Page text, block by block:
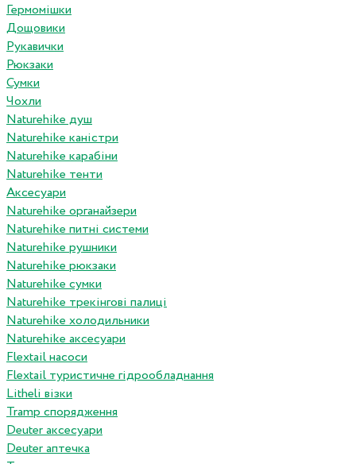
Гермомішки
Дощовики
Рукавички
Рюкзаки
Сумки
Чохли
Naturehike душ
Naturehike каністри
Naturehike карабіни
Naturehike тенти
Аксесуари
Naturehike органайзери
Naturehike питні системи
Naturehike рушники
Naturehike рюкзаки
Naturehike сумки
Naturehike трекінгові палиці
Naturehike холодильники
Naturehike аксесуари
Flextail насоси
Flextail туристичне гідрообладнання
Litheli візки
Tramp спорядження
Deuter аксесуари
Deuter аптечка